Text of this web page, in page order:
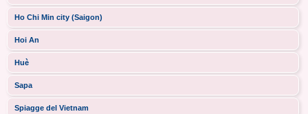
Ho Chi Min city (Saigon)
Hoi An
Huè
Sapa
Spiagge del Vietnam